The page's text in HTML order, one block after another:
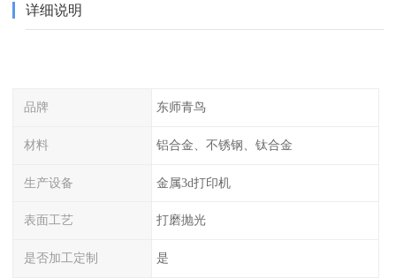
详细说明
品牌 东师青鸟
材料 铝合金、不锈钢、钛合金
生产设备 金属3d打印机
表面工艺 打磨抛光
是否加工定制 是